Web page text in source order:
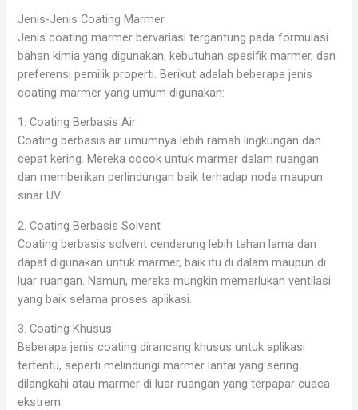
Jenis-Jenis Coating Marmer
Jenis coating marmer bervariasi tergantung pada formulasi
bahan kimia yang digunakan, kebutuhan spesifik marmer, dan
preferensi pemilik properti. Berikut adalah beberapa jenis
coating marmer yang umum digunakan:
1. Coating Berbasis Air
Coating berbasis air umumnya lebih ramah lingkungan dan
cepat kering. Mereka cocok untuk marmer dalam ruangan
dan memberikan perlindungan baik terhadap noda maupun
sinar UV.
2. Coating Berbasis Solvent
Coating berbasis solvent cenderung lebih tahan lama dan
dapat digunakan untuk marmer, baik itu di dalam maupun di
luar ruangan. Namun, mereka mungkin memerlukan ventilasi
yang baik selama proses aplikasi.
3. Coating Khusus
Beberapa jenis coating dirancang khusus untuk aplikasi
tertentu, seperti melindungi marmer lantai yang sering
dilangkahi atau marmer di luar ruangan yang terpapar cuaca
ekstrem.